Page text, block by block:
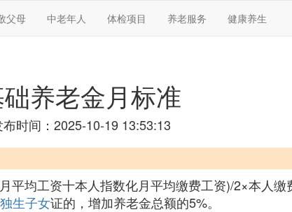
父母 中老年人 体检项目 养老服务 健康养生
养老金月标准
布时间：2025-10-19 13:53:13
平均工资十本人指数化月平均缴费工资)/2×本人
独生子女证的，增加养老金总额的5%。